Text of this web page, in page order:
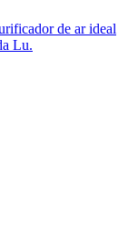
de ar ideal
Lu.